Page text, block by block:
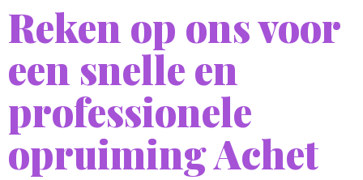
Reken op ons voor
een snelle en
professionele
opruiming Achet